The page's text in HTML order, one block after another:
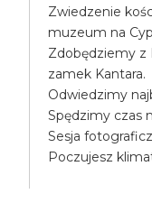
Zwiedzenie
muzeum na
Zdobędziemy z
zamek Kantara.
Odwiedzimy
Spędzimy czas
Sesja
Poczujesz